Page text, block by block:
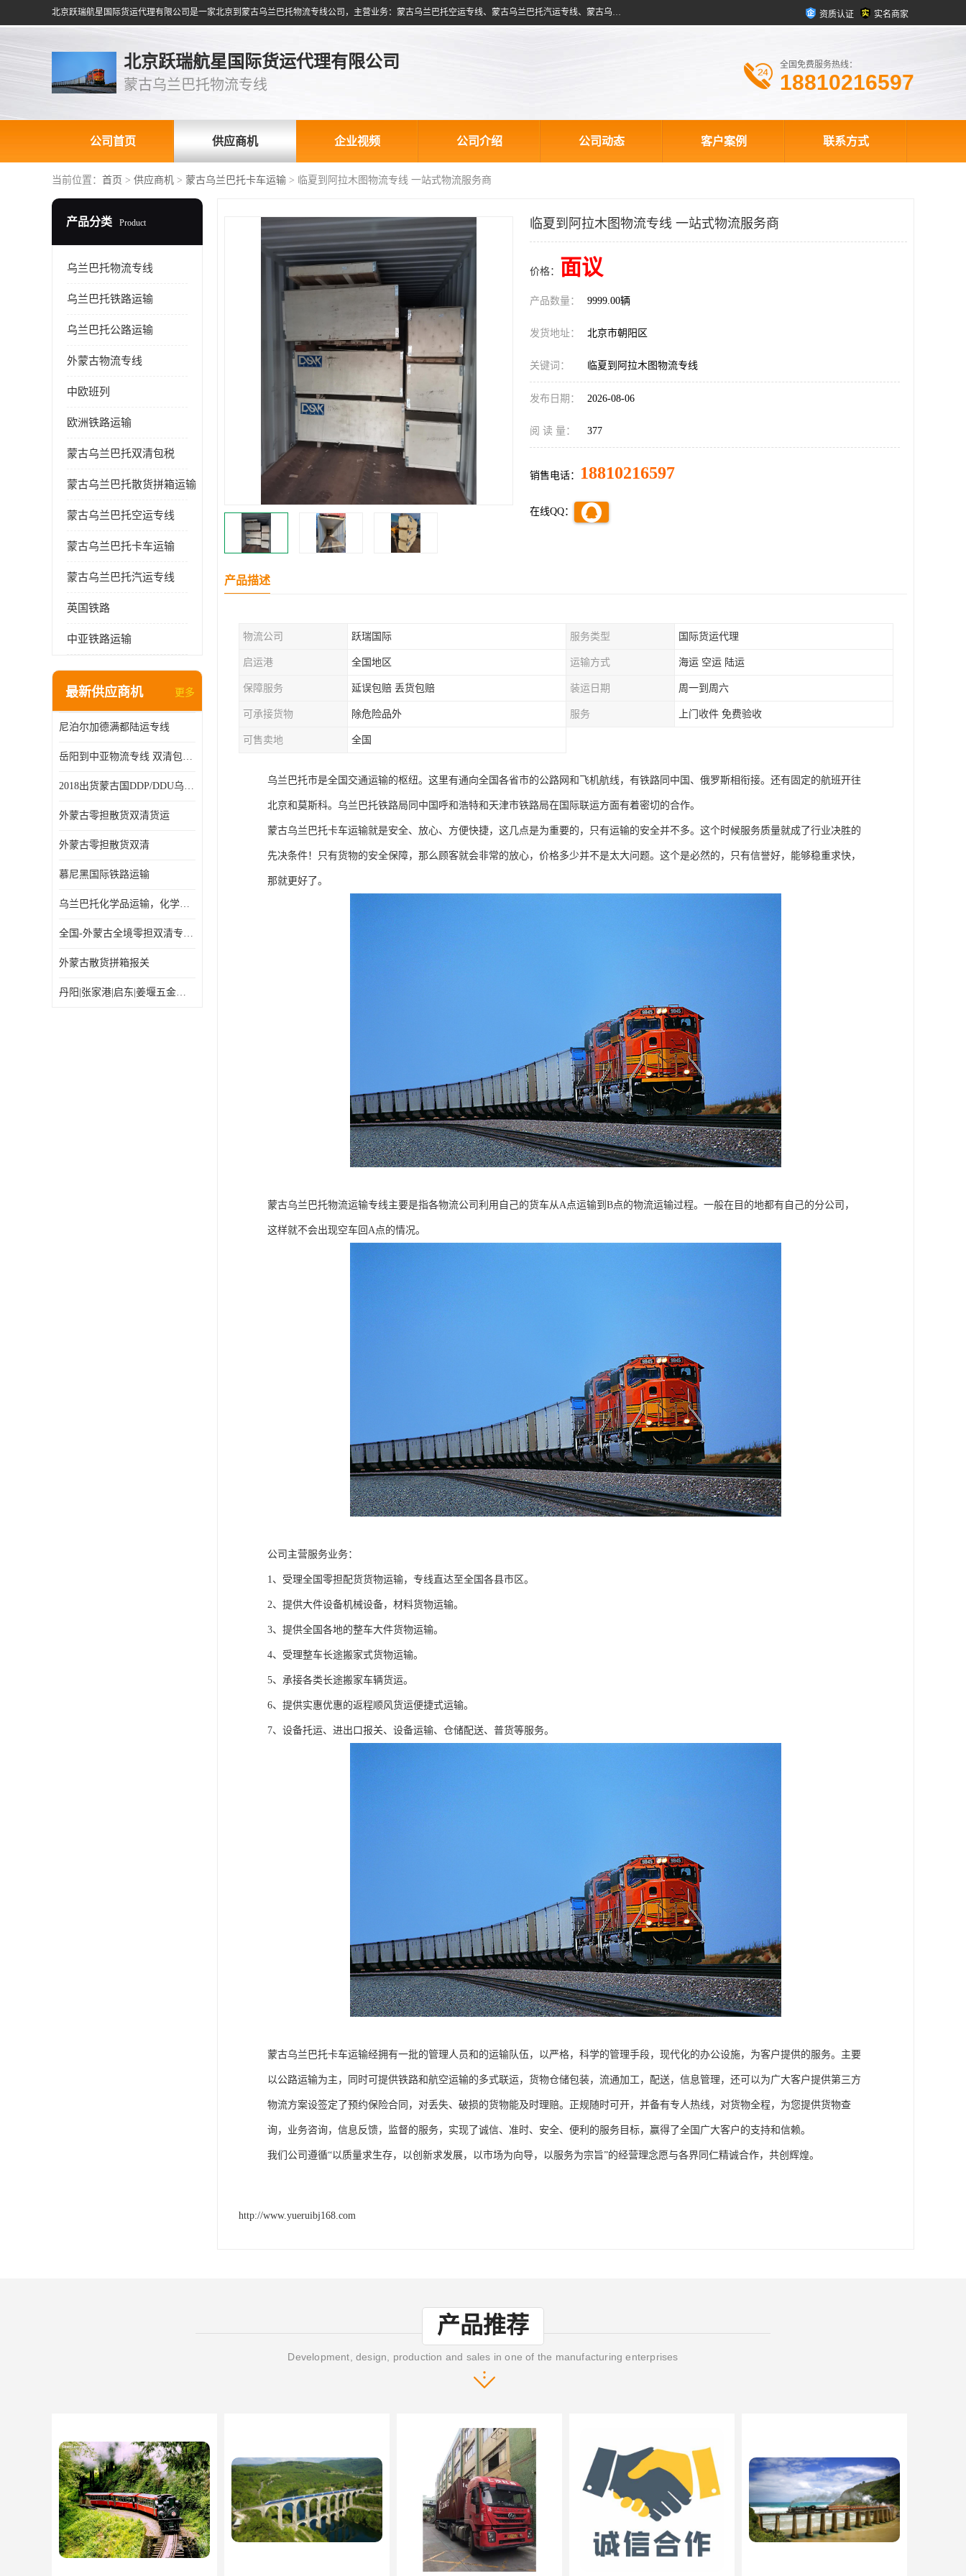
北京跃瑞航星国际货运代理有限公司是一家北京到蒙古乌兰巴托物流专线公司，主营业务：蒙古乌兰巴托空运专线、蒙古乌兰巴托汽运专线、蒙古乌兰巴托散货拼箱、蒙古乌兰巴托双清包税、蒙古乌兰巴托铁路运输等运输服务。以北京为中心服务于全国各地，运输能力及代理网络覆盖蒙古、俄罗斯、中亚五国各主要城市及站点。 资质认证 实名商家
北京跃瑞航星国际货运代理有限公司
蒙古乌兰巴托物流专线
全国免费服务热线：
18810216597
公司首页 供应商机 企业视频 公司介绍 公司动态 客户案例 联系方式
当前位置： 首页 > 供应商机 > 蒙古乌兰巴托卡车运输 > 临夏到阿拉木图物流专线 一站式物流服务商
产品分类 Product
乌兰巴托物流专线
乌兰巴托铁路运输
乌兰巴托公路运输
外蒙古物流专线
中欧班列
欧洲铁路运输
蒙古乌兰巴托双清包税
蒙古乌兰巴托散货拼箱运输
蒙古乌兰巴托空运专线
蒙古乌兰巴托卡车运输
蒙古乌兰巴托汽运专线
英国铁路
中亚铁路运输
最新供应商机 更多
尼泊尔加德满都陆运专线
岳阳到中亚物流专线 双清包税 一站服务
2018出货蒙古国DDP/DDU乌兰巴托双清国际物流专线
外蒙古零担散货双清货运
外蒙古零担散货双清
慕尼黑国际铁路运输
乌兰巴托化学品运输，化学品怎么运到乌兰巴托
全国-外蒙古全境零担双清专线/外蒙古DDP双清
外蒙古散货拼箱报关
丹阳|张家港|启东|姜堰五金机电工具出口乌兰巴托怎么运输较划算
临夏到阿拉木图物流专线 一站式物流服务商
价格： 面议
产品数量： 9999.00辆
发货地址： 北京市朝阳区
关键词： 临夏到阿拉木图物流专线
发布日期： 2026-08-06
阅 读 量： 377
销售电话： 18810216597
在线QQ：
产品描述
物流公司 跃瑞国际 服务类型 国际货运代理
启运港 全国地区 运输方式 海运 空运 陆运
保障服务 延误包赔 丢货包赔 装运日期 周一到周六
可承接货物 除危险品外 服务 上门收件 免费验收
可售卖地 全国
乌兰巴托市是全国交通运输的枢纽。这里有通向全国各省市的公路网和飞机航线，有铁路同中国、俄罗斯相衔接。还有固定的航班开往
北京和莫斯科。乌兰巴托铁路局同中国呼和浩特和天津市铁路局在国际联运方面有着密切的合作。
蒙古乌兰巴托卡车运输就是安全、放心、方便快捷，这几点是为重要的，只有运输的安全并不多。这个时候服务质量就成了行业决胜的
先决条件！只有货物的安全保障，那么顾客就会非常的放心，价格多少并不是太大问题。这个是必然的，只有信誉好，能够稳重求快，
那就更好了。
蒙古乌兰巴托物流运输专线主要是指各物流公司利用自己的货车从A点运输到B点的物流运输过程。一般在目的地都有自己的分公司，
这样就不会出现空车回A点的情况。
公司主营服务业务：
1、受理全国零担配货货物运输，专线直达至全国各县市区。
2、提供大件设备机械设备，材料货物运输。
3、提供全国各地的整车大件货物运输。
4、受理整车长途搬家式货物运输。
5、承接各类长途搬家车辆货运。
6、提供实惠优惠的返程顺风货运便捷式运输。
7、设备托运、进出口报关、设备运输、仓储配送、普货等服务。
蒙古乌兰巴托卡车运输经拥有一批的管理人员和的运输队伍，以严格，科学的管理手段，现代化的办公设施，为客户提供的服务。主要
以公路运输为主，同时可提供铁路和航空运输的多式联运，货物仓储包装，流通加工，配送，信息管理，还可以为广大客户提供第三方
物流方案设签定了预约保险合同，对丢失、破损的货物能及时理赔。正规随时可开，并备有专人热线，对货物全程，为您提供货物查
询，业务咨询，信息反馈，监督的服务，实现了诚信、准时、安全、便利的服务目标，赢得了全国广大客户的支持和信赖。
我们公司遵循“以质量求生存，以创新求发展，以市场为向导，以服务为宗旨”的经营理念愿与各界同仁精诚合作，共创辉煌。
http://www.yueruibj168.com
产品推荐
Development, design, production and sales in one of the manufacturing enterprises